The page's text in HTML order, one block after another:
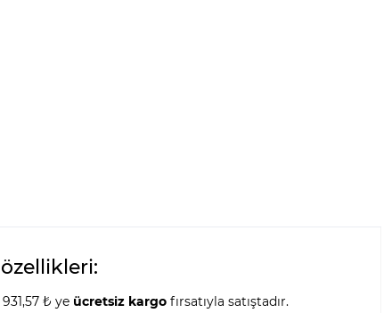
₺ ye ücretsiz kargo fırsatıyla satıştadır.